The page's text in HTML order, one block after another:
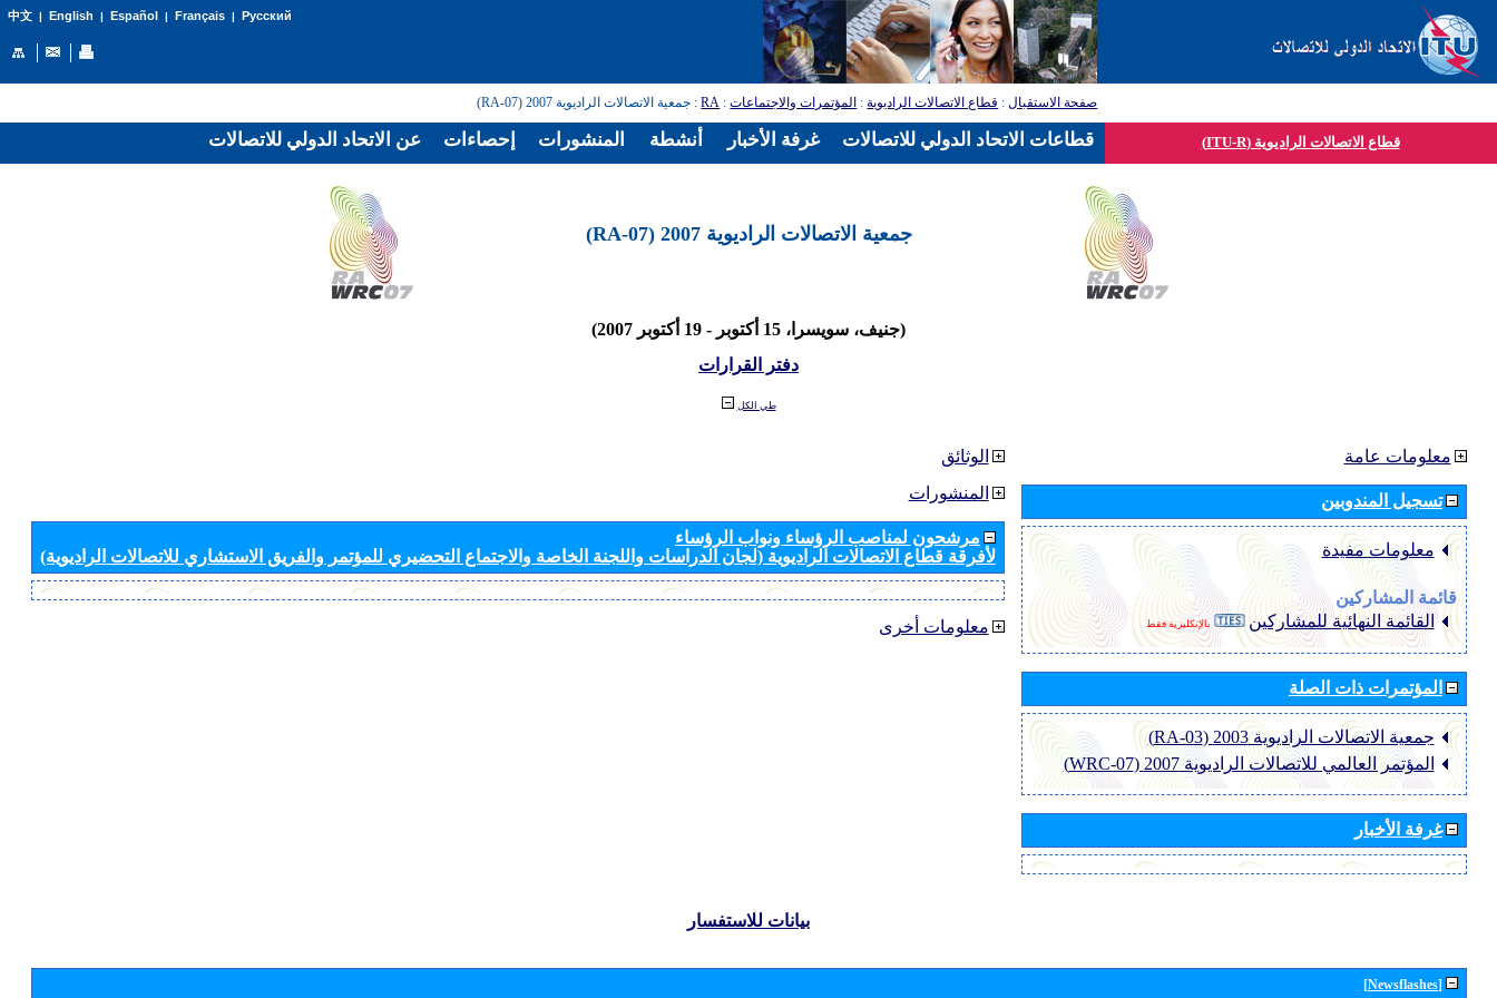
中文| English | Español | Français| Русский
صفحة الاستقبال: قطاع الاتصالات الراديوية: المؤتمرات والاجتماعات:
RA: جمعية الاتصالات الراديوية 2007 (RA-07)
قطاع الاتصالات الراديوية (ITU-R)
جمعية الاتصالات الراديوية 2007 (RA-07)
(جنيف، سويسرا، 15 أكتوبر - 19 أكتوبر 2007)
دفتر القرارات
طي الكل
الوثائق
المنشورات
مرشحون لمناصب الرؤساء ونواب الرؤساء
لأفرقة قطاع الاتصالات الراديوية (لجان الدراسات واللجنة الخاصة والاجتماع التحضيري للمؤتمر والفريق الاستشاري للاتصالات الراديوية)
معلومات أخرى
معلومات عامة
تسجيل المندوبين
معلومات مفيدة
قائمة المشاركين
القائمة النهائية للمشاركين
بالإنكليزية فقط
المؤتمرات ذات الصلة
جمعية الاتصالات الراديوية 2003 (RA-03)
المؤتمر العالمي للاتصالات الراديوية 2007 (WRC-07)
غرفة الأخبار
بيانات للاستفسار
[Newsflashes]
عن الاتحاد الدولي للاتصالات إحصاءات المنشورات أنشطة غرفة الأخبار قطاعات الاتحاد الدولي للاتصالات